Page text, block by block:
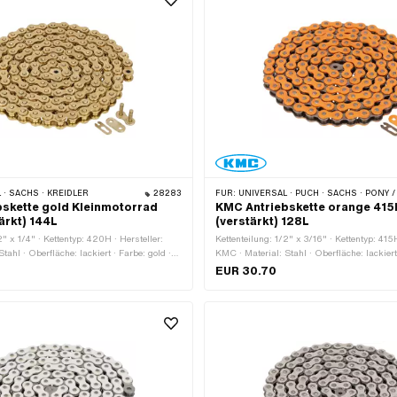
SACHS · KREIDLER 28283
gold Kleinmotorrad
144L
x 1/4" · Kettentyp: 420H · Hersteller:
· Oberfläche: lackiert · Farbe: gold ·
144 Stk. · Abrollumfang: 1829 mm ·
FÜR: UNIVERSAL · PUCH · SACHS · PONY / CILO (BETA 521 & 512) · ZÜNDAPP BELMONDO ·
KMC Antriebskette orange
(verstärkt) 128L
Kettenteilung: 1/2" x 3/16" · Kettentyp:
KMC · Material: Stahl · Oberfläche:
· Anzahl Kettenglieder: 128 Stk. ·
EUR 30.70